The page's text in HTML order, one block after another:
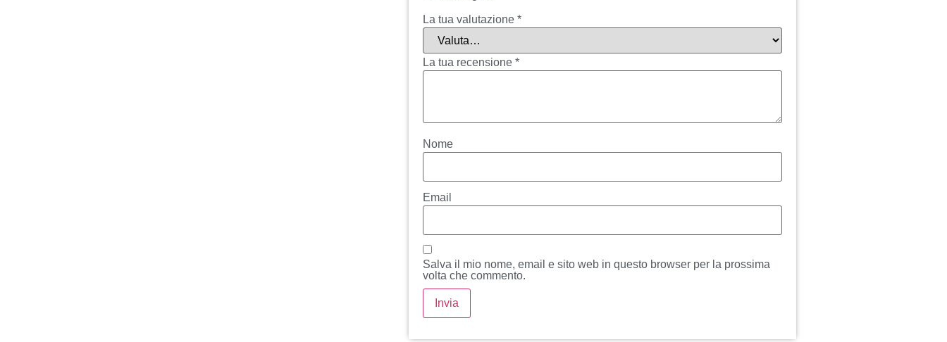
La tua valutazione *
La tua recensione *
Nome
Email
Salva il mio nome, email e sito web in questo browser per la prossima
volta che commento.